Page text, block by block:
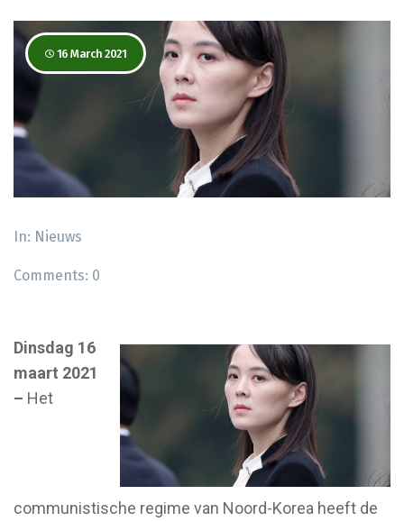
16 March 2021
In: Nieuws
Comments: 0
Dinsdag 16
maart 2021
– Het
communistische regime van Noord-Korea heeft de